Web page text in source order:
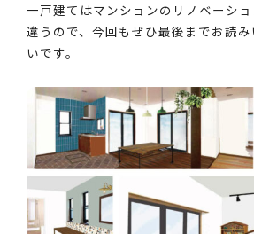
一戸建てはマンションのリノベーシ
違うので、今回もぜひ最後までお読
いです。